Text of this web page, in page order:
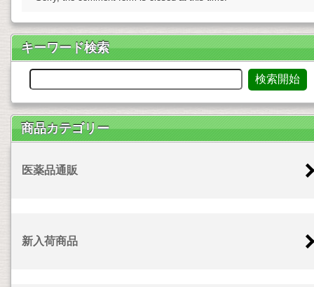
キーワード検索
商品カテゴリー
医薬品通販
新入荷商品